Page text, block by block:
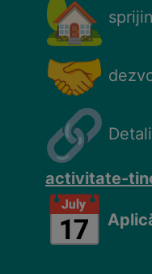
activitate-